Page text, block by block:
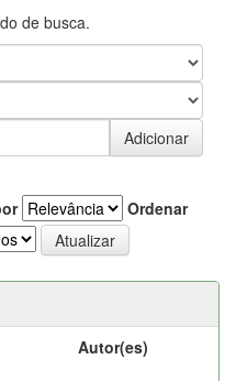
de busca.
Ordenar
Autor(es)